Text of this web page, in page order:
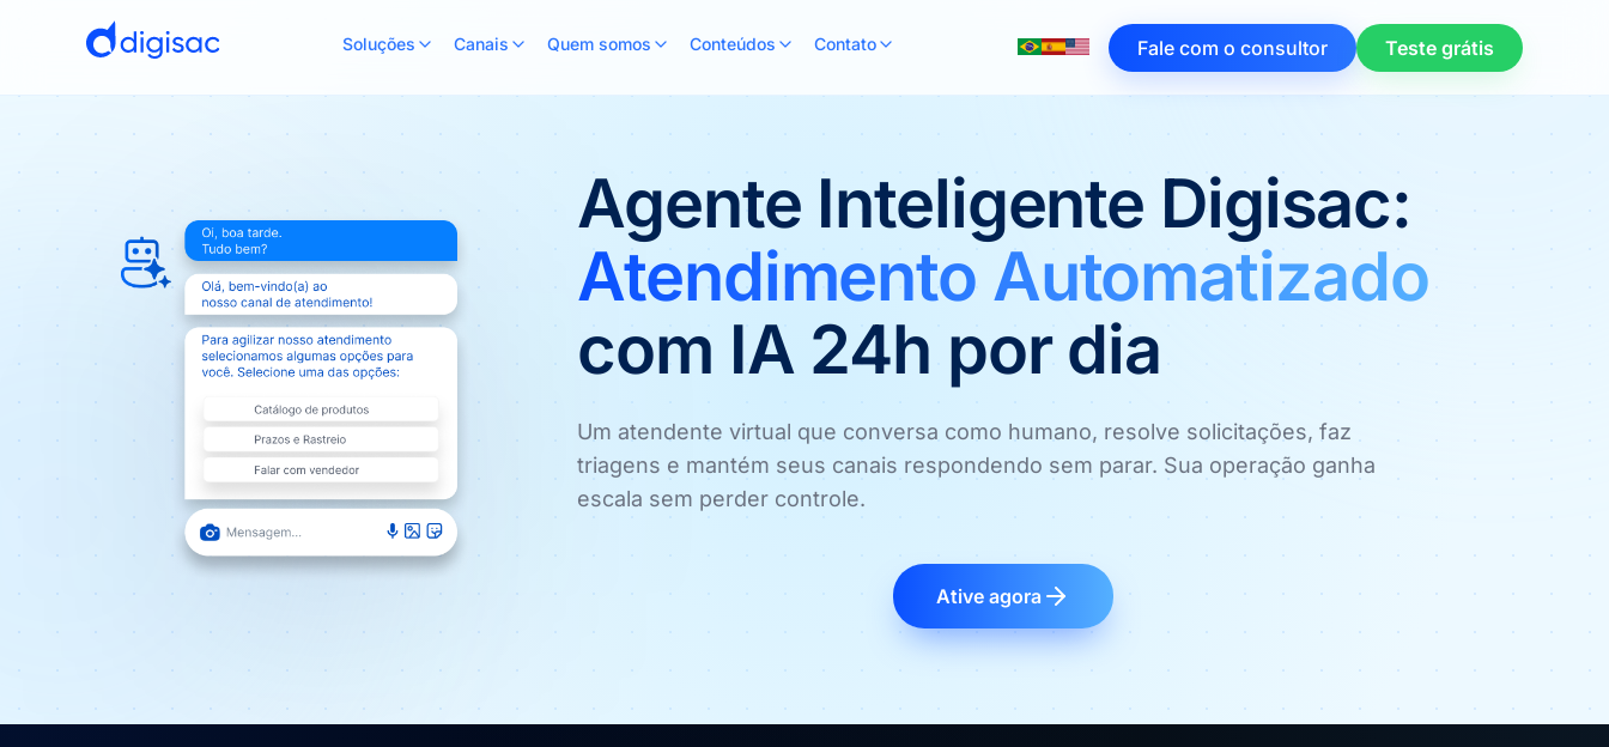
Soluções Canais Quem somos Conteúdos Contato Fale com o consultor Teste grátis
Agente Inteligente Digisac:
Atendimento Automatizado
com IA 24h por dia
Um atendente virtual que conversa como humano, resolve solicitações, faz
triagens e mantém seus canais respondendo sem parar. Sua operação ganha
escala sem perder controle.
Ative agora